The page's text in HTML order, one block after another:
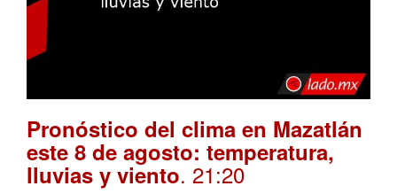
Pronóstico del clima en Mazatlán
este 8 de agosto: temperatura,
lluvias y viento. 21:20